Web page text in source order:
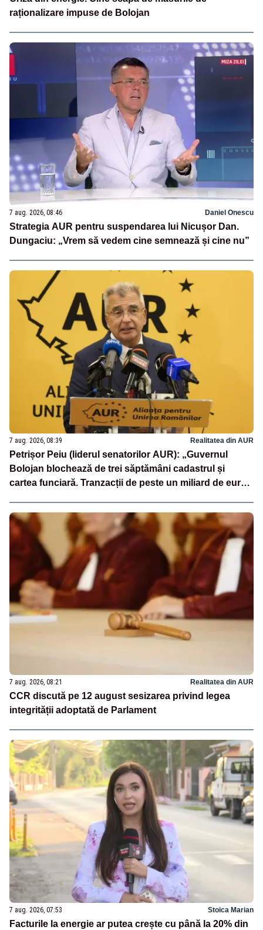
raționalizare impuse de Bolojan
7 aug. 2026, 08:46 Daniel Onescu
Strategia AUR pentru suspendarea lui Nicușor Dan.
Dungaciu: „Vrem să vedem cine semnează și cine nu”
7 aug. 2026, 08:39 Realitatea din AUR
Petrișor Peiu (liderul senatorilor AUR): „Guvernul
Bolojan blochează de trei săptămâni cadastrul și
cartea funciară. Tranzacții de peste un miliard de euro
termen clar”
7 aug. 2026, 08:21 Realitatea din AUR
CCR discută pe 12 august sesizarea privind legea
integrității adoptată de Parlament
7 aug. 2026, 07:53 Stoica Marian
Facturile la energie ar putea crește cu până la 20% din